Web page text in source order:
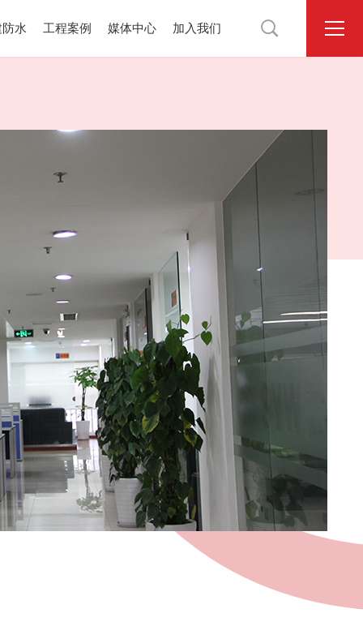

水 工程案例 媒体中心 加入我们